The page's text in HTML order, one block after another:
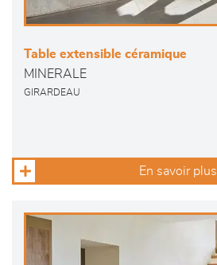
Table extensible céramique
MINERALE
GIRARDEAU
En savoir plus